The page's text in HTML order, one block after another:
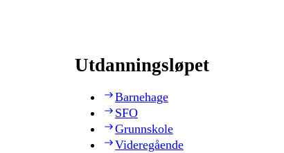
Utdanningsløpet
Barnehage
SFO
Grunnskole
Videregående